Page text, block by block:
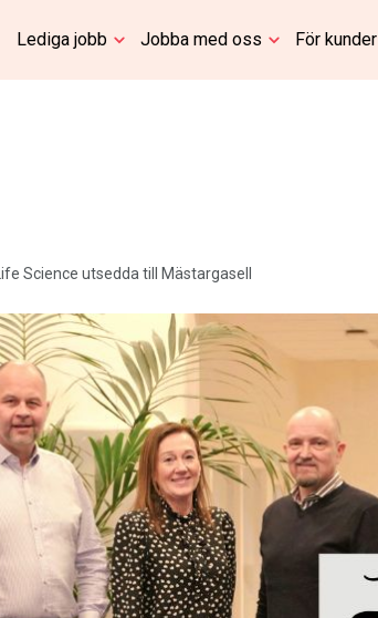
Lediga jobb Jobba med oss För kunder
Science utsedda till Mästargasell